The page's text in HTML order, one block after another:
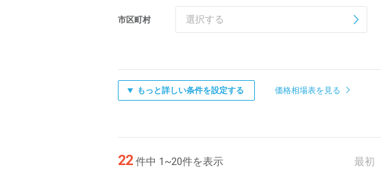
市区町村 選択する
もっと詳しい条件を設定する 価格相場表を見る
22 件中 1~20件を表示 最初